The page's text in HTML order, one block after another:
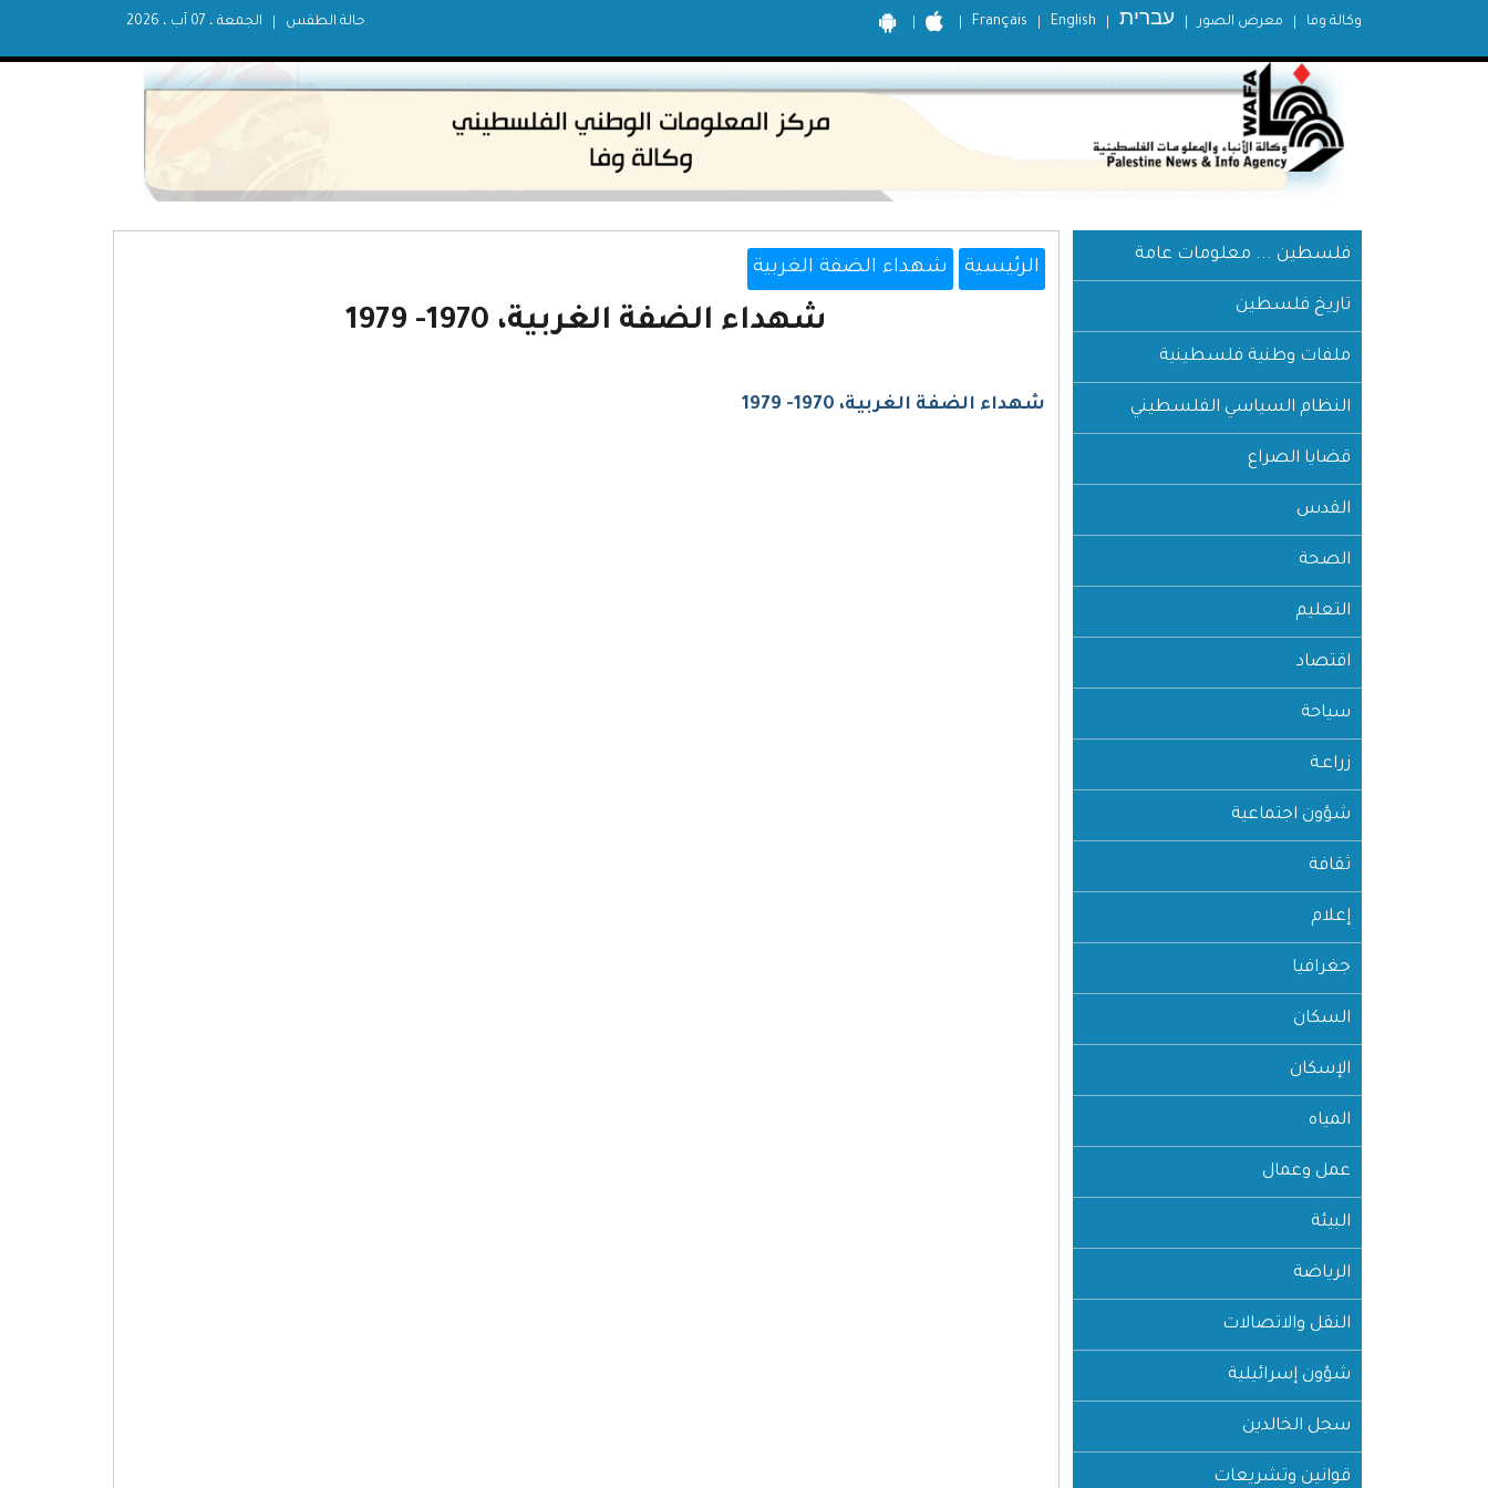
Français English עברית معرض الصور وكالة وفا الجمعة ، 07 آب ، 2026 حالة الطقس
فلسطين ... معلومات عامة
تاريخ فلسطين
ملفات وطنية فلسطينية
النظام السياسي الفلسطيني
قضايا الصراع
القدس
الصحة
التعليم
اقتصاد
سياحة
زراعـة
شؤون اجتماعية
ثقافة
إعلام
جغرافيا
السكان
الإسكان
المياه
عمل وعمال
البيئة
الرياضة
النقل والاتصالات
شؤون إسرائيلية
سجل الخالدين
قوانين وتشريعات
الرئيسية شهداء الضفة الغربية
شهداء الضفة الغربية، 1970- 1979
شهداء الضفة الغربية، 1970- 1979